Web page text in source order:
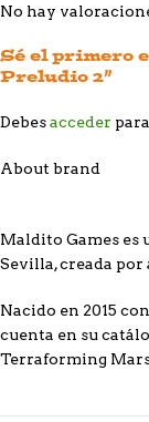
No hay
Sé el primero
Preludio 2”
Debesacceder
About brand
Maldito Games es
Sevilla, creada por
Nacido en 2015
cuenta en su
Terraforming